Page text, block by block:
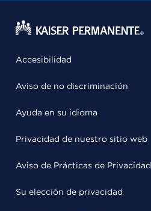
Accesibilidad
Aviso de no discriminación
Ayuda en su idioma
Privacidad de nuestro sitio web
Aviso de Prácticas de Privacidad
Su elección de privacidad